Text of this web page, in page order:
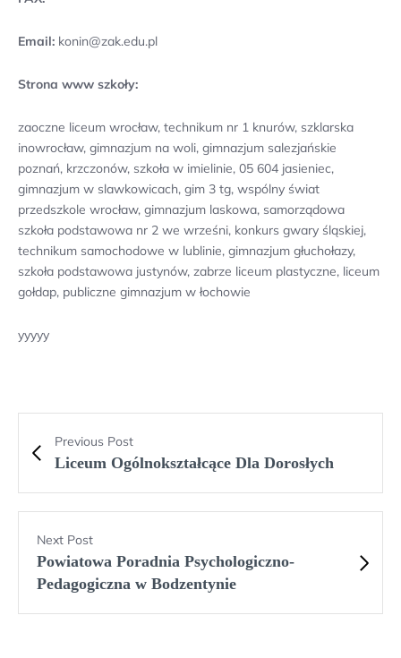
Email: konin@zak.edu.pl
Strona www szkoły:
zaoczne liceum wrocław, technikum nr 1 knurów, szklarska
inowrocław, gimnazjum na woli, gimnazjum salezjańskie
poznań, krzczonów, szkoła w imielinie, 05 604 jasieniec,
gimnazjum w slawkowicach, gim 3 tg, wspólny świat
przedszkole wrocław, gimnazjum laskowa, samorządowa
szkoła podstawowa nr 2 we wrześni, konkurs gwary śląskiej,
technikum samochodowe w lublinie, gimnazjum głuchołazy,
szkoła podstawowa justynów, zabrze liceum plastyczne, liceum
gołdap, publiczne gimnazjum w łochowie
yyyyy
Previous Post
Liceum Ogólnokształcące Dla Dorosłych
Next Post
Powiatowa Poradnia Psychologiczno-
Pedagogiczna w Bodzentynie